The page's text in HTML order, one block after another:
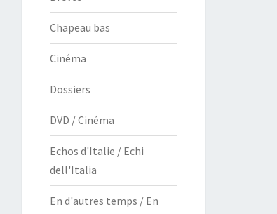
Chapeau bas
Cinéma
Dossiers
DVD / Cinéma
Echos d'Italie / Echi
dell'Italia
En d'autres temps / En